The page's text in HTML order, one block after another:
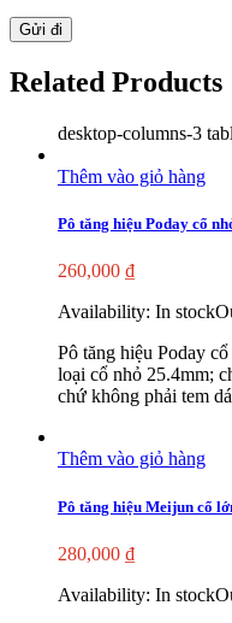
Related Products
desktop-columns-3
Thêm vào giỏ hàng
Pô tăng hiệu Poday cổ
260,000 ₫
Availability: In stock
Pô tăng hiệu Poday
loại cổ nhỏ 25.4mm;
chứ không phải tem
Thêm vào giỏ hàng
Pô tăng hiệu Meijun cổ
280,000 ₫
Availability: In stock